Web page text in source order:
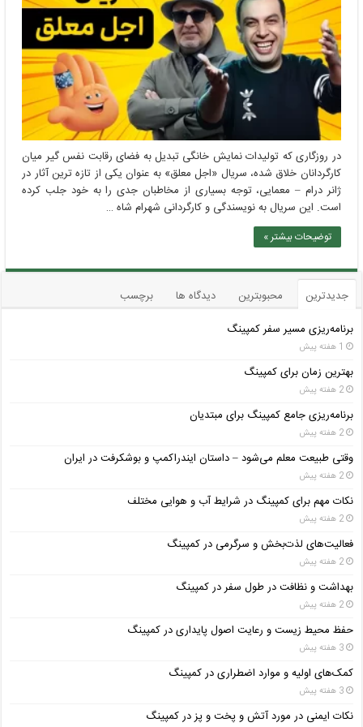
در روزگاری که تولیدات نمایش خانگی تبدیل به فضای رقابت نفس گیر میان
کارگردانان خلاق شده، سریال «اجل معلق» به عنوان یکی از تازه ترین آثار در
ژانر درام – معمایی، توجه بسیاری از مخاطبان جدی را به خود جلب کرده
است. این سریال به نویسندگی و کارگردانی شهرام شاه …
توضیحات بیشتر »
جدیدترین محبوبترین دیدگاه ها
برچسب
برنامه‌ریزی مسیر سفر کمپینگ
1 هفته پیش
بهترین زمان برای کمپینگ
2 هفته پیش
برنامه‌ریزی جامع کمپینگ برای مبتدیان
2 هفته پیش
وقتی طبیعت معلم می‌شود – داستان ایندراکمپ و بوشکرفت در ایران
2 هفته پیش
نکات مهم برای کمپینگ در شرایط آب و هوایی مختلف
2 هفته پیش
فعالیت‌های لذت‌بخش و سرگرمی در کمپینگ
2 هفته پیش
بهداشت و نظافت در طول سفر در کمپینگ
2 هفته پیش
حفظ محیط زیست و رعایت اصول پایداری در کمپینگ
3 هفته پیش
کمک‌های اولیه و موارد اضطراری در کمپینگ
3 هفته پیش
نکات ایمنی در مورد آتش و پخت و پز در کمپینگ